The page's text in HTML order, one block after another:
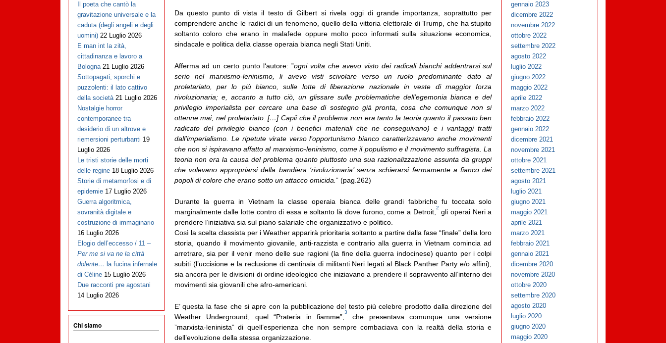
Da questo punto di vista il testo di Gilbert si rivela oggi di grande importanza, soprattutto per
comprendere anche le radici di un fenomeno, quello della vittoria elettorale di Trump, che ha stupito
soltanto coloro che erano in malafede oppure molto poco informati sulla situazione economica,
sindacale e politica della classe operaia bianca negli Stati Uniti.
Afferma ad un certo punto l‘autore: ”ogni volta che avevo visto dei radicali bianchi addentrarsi sul
serio nel marxismo-leninismo, li avevo visti scivolare verso un ruolo predominante dato al
proletariato, per lo più bianco, sulle lotte di liberazione nazionale in veste di maggior forza
rivoluzionaria; e, accanto a tutto ciò, un glissare sulle problematiche dell’egemonia bianca e del
privilegio imperialista per cercare una base di sostegno già pronta, cosa che comunque non si
ottenne mai, nel proletariato. […] Capii che il problema non era tanto la teoria quanto il passato ben
radicato del privilegio bianco (con i benefici materiali che ne conseguivano) e i vantaggi tratti
dall’imperialismo. Le ripetute virate verso l’opportunismo bianco caratterizzavano anche movimenti
che non si ispiravano affatto al marxismo-leninismo, come il populismo e il movimento suffragista. La
teoria non era la causa del problema quanto piuttosto una sua razionalizzazione assunta da gruppi
che volevano appropriarsi della bandiera ‘rivoluzionaria’ senza schierarsi fermamente a fianco dei
popoli di colore che erano sotto un attacco omicida. ” (pag.262)
Durante la guerra in Vietnam la classe operaia bianca delle grandi fabbriche fu toccata solo
marginalmente dalle lotte contro di essa e soltanto là dove furono, come a Detroit,
2
gli operai Neri a
prendere l’iniziativa sia sul piano salariale che organizzativo e politico.
Così la scelta classista per i Weather apparirà prioritaria soltanto a partire dalla fase “finale” della loro
storia, quando il movimento giovanile, anti-razzista e contrario alla guerra in Vietnam comincia ad
arretrare, sia per il venir meno delle sue ragioni (la fine della guerra indocinese) quanto per i colpi
subiti (l’uccisione e la reclusione di centinaia di militanti Neri legati al Black Panther Party e/o affini),
sia ancora per le divisioni di ordine ideologico che iniziavano a prendere il sopravvento all’interno dei
movimenti sia giovanili che afro-americani.
E’ questa la fase che si apre con la pubblicazione del testo più celebre prodotto dalla direzione del
Weather Underground, quel “Prateria in fiamme”,
3
che presentava comunque una versione
”marxista-leninista” di quell’esperienza che non sempre combaciava con la realtà della storia e
dell’evoluzione della stessa organizzazione.
Il poeta che cantò la
gravitazione universale e la
caduta (degli angeli e degli
uomini) 22 Luglio 2026
E man int la zità,
cittadinanza e lavoro a
Bologna 21 Luglio 2026
Sottopagati, sporchi e
puzzolenti: il lato cattivo
della società 21 Luglio 2026
Nostalgie horror
contemporanee tra
desiderio di un altrove e
riemersioni perturbanti 19
Luglio 2026
Le tristi storie delle morti
delle regine 18 Luglio 2026
Storie di metamorfosi e di
epidemie 17 Luglio 2026
Guerra algoritmica,
sovranità digitale e
costruzione di immaginario
16 Luglio 2026
Elogio dell’eccesso / 11 –
Per me si va ne la città
dolente… la fucina infernale
di Cèline 15 Luglio 2026
Due racconti pre agostani
14 Luglio 2026
Chi siamo
gennaio 2023
dicembre 2022
novembre 2022
ottobre 2022
settembre 2022
agosto 2022
luglio 2022
giugno 2022
maggio 2022
aprile 2022
marzo 2022
febbraio 2022
gennaio 2022
dicembre 2021
novembre 2021
ottobre 2021
settembre 2021
agosto 2021
luglio 2021
giugno 2021
maggio 2021
aprile 2021
marzo 2021
febbraio 2021
gennaio 2021
dicembre 2020
novembre 2020
ottobre 2020
settembre 2020
agosto 2020
luglio 2020
giugno 2020
maggio 2020